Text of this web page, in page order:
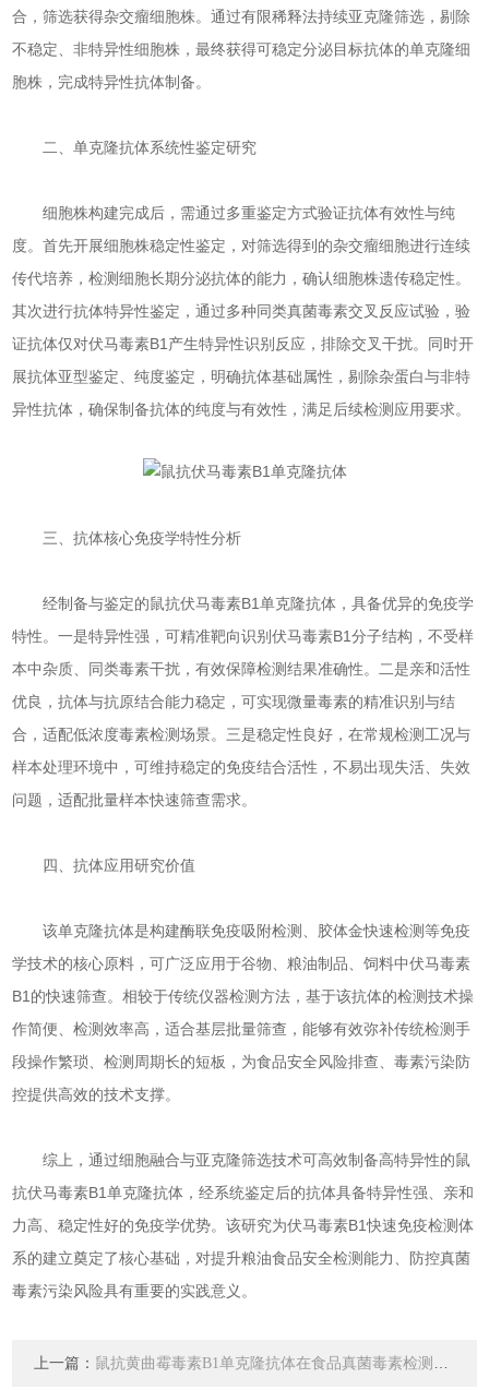
合，筛选获得杂交瘤细胞株。通过有限稀释法持续亚克隆筛选，剔除
不稳定、非特异性细胞株，最终获得可稳定分泌目标抗体的单克隆细
胞株，完成特异性抗体制备。
二、单克隆抗体系统性鉴定研究
细胞株构建完成后，需通过多重鉴定方式验证抗体有效性与纯
度。首先开展细胞株稳定性鉴定，对筛选得到的杂交瘤细胞进行连续
传代培养，检测细胞长期分泌抗体的能力，确认细胞株遗传稳定性。
其次进行抗体特异性鉴定，通过多种同类真菌毒素交叉反应试验，验
证抗体仅对伏马毒素B1产生特异性识别反应，排除交叉干扰。同时开
展抗体亚型鉴定、纯度鉴定，明确抗体基础属性，剔除杂蛋白与非特
异性抗体，确保制备抗体的纯度与有效性，满足后续检测应用要求。
三、抗体核心免疫学特性分析
经制备与鉴定的鼠抗伏马毒素B1单克隆抗体，具备优异的免疫学
特性。一是特异性强，可精准靶向识别伏马毒素B1分子结构，不受样
本中杂质、同类毒素干扰，有效保障检测结果准确性。二是亲和活性
优良，抗体与抗原结合能力稳定，可实现微量毒素的精准识别与结
合，适配低浓度毒素检测场景。三是稳定性良好，在常规检测工况与
样本处理环境中，可维持稳定的免疫结合活性，不易出现失活、失效
问题，适配批量样本快速筛查需求。
四、抗体应用研究价值
该单克隆抗体是构建酶联免疫吸附检测、胶体金快速检测等免疫
学技术的核心原料，可广泛应用于谷物、粮油制品、饲料中伏马毒素
B1的快速筛查。相较于传统仪器检测方法，基于该抗体的检测技术操
作简便、检测效率高，适合基层批量筛查，能够有效弥补传统检测手
段操作繁琐、检测周期长的短板，为食品安全风险排查、毒素污染防
控提供高效的技术支撑。
综上，通过细胞融合与亚克隆筛选技术可高效制备高特异性的鼠
抗伏马毒素B1单克隆抗体，经系统鉴定后的抗体具备特异性强、亲和
力高、稳定性好的免疫学优势。该研究为伏马毒素B1快速免疫检测体
系的建立奠定了核心基础，对提升粮油食品安全检测能力、防控真菌
毒素污染风险具有重要的实践意义。
上一篇： 鼠抗黄曲霉毒素B1单克隆抗体在食品真菌毒素检测中的应用